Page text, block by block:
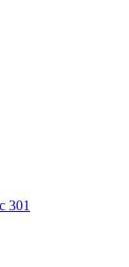
301